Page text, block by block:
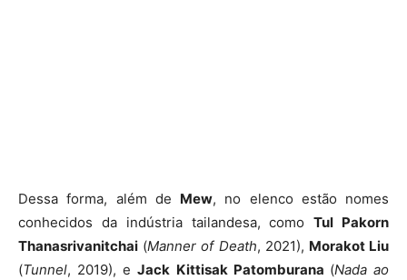
Dessa forma, além de Mew, no elenco estão nomes
conhecidos da indústria tailandesa, comoTul Pakorn
Thanasrivanitchai (Manner of Death, 2021), Morakot Liu
(Tunnel, 2019), eJack Kittisak Patomburana (Nada ao